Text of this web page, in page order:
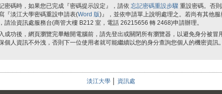
密碼時，如果您已完成『密碼提示設定』，請依 忘記密碼重設步驟 重設密碼。否
『淡江大學密碼重設申請表(Word 版)』，並依申請單上說明處理之。若尚有其他服
請洽資訊處服務台(商管大樓 B212 室，電話 26215656 轉 2468)申請辦理。
成功後，網頁瀏覽完畢離開電腦前，請先登出或關閉所有瀏覽器，以避免身分被冒
個人資訊不外洩，否則下一位使用者就可能繼續以您的身分查詢您個人的機密資訊。
淡江大學 資訊處